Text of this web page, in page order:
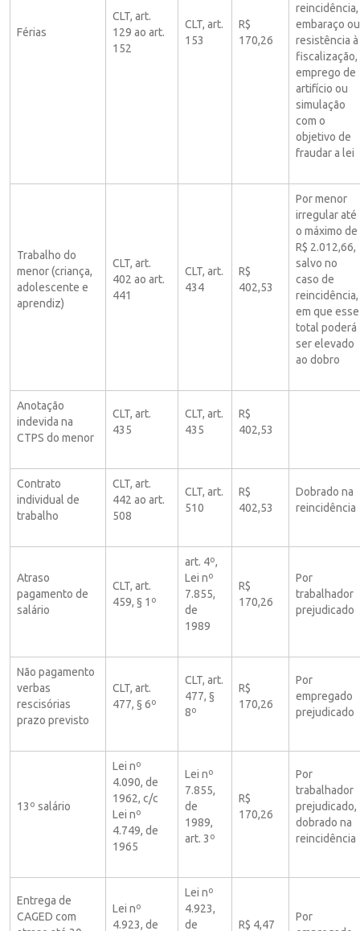
Férias
CLT, art.
129 ao art.
152
CLT, art.
153
R$
170,26
reincidência,
embaraço ou
resistência à
fiscalização,
emprego de
artifício ou
simulação
com o
objetivo de
fraudar a lei
Trabalho do
menor (criança,
adolescente e
aprendiz)
CLT, art.
402 ao art.
441
CLT, art.
434
R$
402,53
Por menor
irregular até
o máximo de
R$ 2.012,66,
salvo no
caso de
reincidência,
em que esse
total poderá
ser elevado
ao dobro
Anotação
indevida na
CTPS do menor
CLT, art.
435
CLT, art.
435
R$
402,53
Contrato
individual de
trabalho
CLT, art.
442 ao art.
508
CLT, art.
510
R$
402,53
Dobrado na
reincidência
Atraso
pagamento de
salário
CLT, art.
459, § 1º
art. 4º,
Lei nº
7.855,
de
1989
R$
170,26
Por
trabalhador
prejudicado
Não pagamento
verbas
rescisórias
prazo previsto
CLT, art.
477, § 6º
CLT, art.
477, §
8º
R$
170,26
Por
empregado
prejudicado
13º salário
Lei nº
4.090, de
1962, c/c
Lei nº
4.749, de
1965
Lei nº
7.855,
de
1989,
art. 3º
R$
170,26
Por
trabalhador
prejudicado,
dobrado na
reincidência
Entrega de
CAGED com
Lei nº
4.923, de
Lei nº
4.923,
de
R$ 4,47
Por